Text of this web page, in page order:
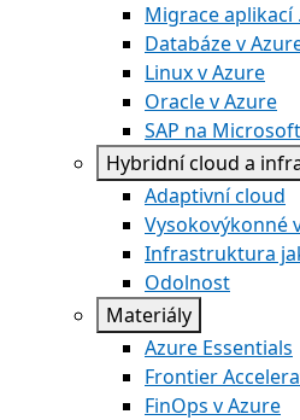
Migrace aplikací
Databáze v
Linux v Azure
Oracle v Azure
SAP na
Hybridní cloud a
Adaptivní cloud
Vysokovýkonné
Infrastruktura
Odolnost
Materiály
Azure Essentials
Frontier
FinOps v Azure